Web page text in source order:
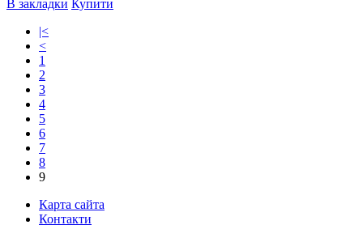
В закладки Купити
|<
<
1
2
3
4
5
6
7
8
9
Карта сайта
Контакти